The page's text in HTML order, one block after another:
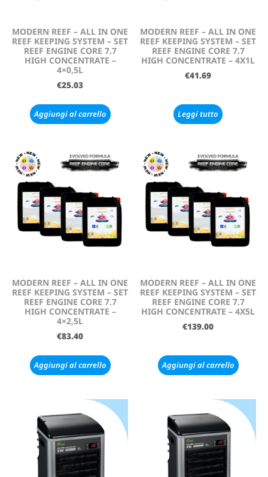
MODERN REEF – ALL IN ONE
REEF KEEPING SYSTEM – SET
REEF ENGINE CORE 7.7
HIGH CONCENTRATE –
4×0,5L
€25.03
Aggiungi al carrello
MODERN REEF – ALL IN ONE
REEF KEEPING SYSTEM – SET
REEF ENGINE CORE 7.7
HIGH CONCENTRATE – 4X1L
€41.69
Leggi tutto
MODERN REEF – ALL IN ONE
REEF KEEPING SYSTEM – SET
REEF ENGINE CORE 7.7
HIGH CONCENTRATE –
4×2,5L
€83.40
Aggiungi al carrello
MODERN REEF – ALL IN ONE
REEF KEEPING SYSTEM – SET
REEF ENGINE CORE 7.7
HIGH CONCENTRATE – 4X5L
€139.00
Aggiungi al carrello